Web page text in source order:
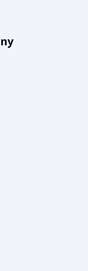
इन्चार्ज एवं
सुदीप थापा
संघका अध्यक्ष
फिल्ट्रेसन
क्षमता र
मिल्नेछ।
विश्व